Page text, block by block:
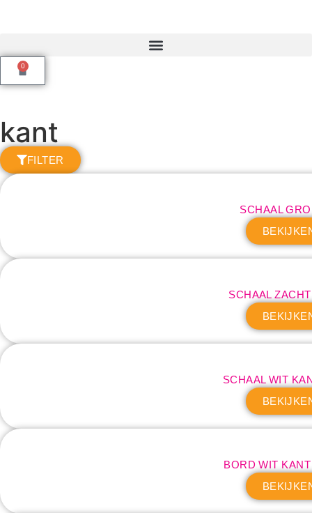
0
kant
FILTER
SCHAAL
SCHAAL
SCHAAL WIT
BORD WIT